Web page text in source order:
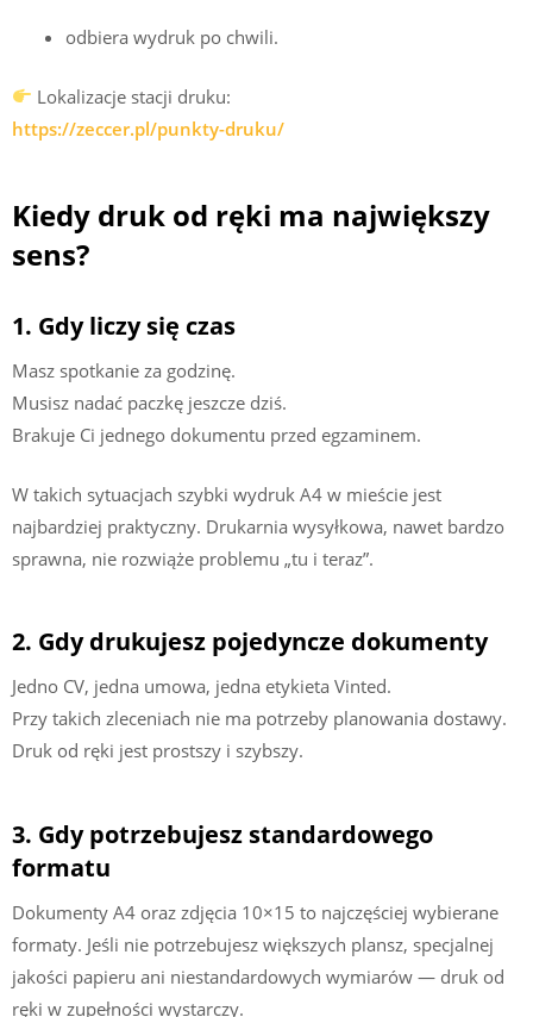
odbiera wydruk po chwili.
Lokalizacje stacji druku:
https://zeccer.pl/punkty-druku/
Kiedy druk od ręki ma największy
sens?
1. Gdy liczy się czas
Masz spotkanie za godzinę.
Musisz nadać paczkę jeszcze dziś.
Brakuje Ci jednego dokumentu przed egzaminem.
W takich sytuacjach szybki wydruk A4 w mieście jest
najbardziej praktyczny. Drukarnia wysyłkowa, nawet bardzo
sprawna, nie rozwiąże problemu „tu i teraz”.
2. Gdy drukujesz pojedyncze dokumenty
Jedno CV, jedna umowa, jedna etykieta Vinted.
Przy takich zleceniach nie ma potrzeby planowania dostawy.
Druk od ręki jest prostszy i szybszy.
3. Gdy potrzebujesz standardowego
formatu
Dokumenty A4 oraz zdjęcia 10×15 to najczęściej wybierane
formaty. Jeśli nie potrzebujesz większych plansz, specjalnej
jakości papieru ani niestandardowych wymiarów — druk od
ręki w zupełności wystarczy.